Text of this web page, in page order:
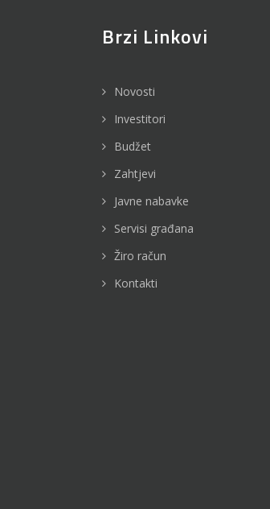
Brzi Linkovi
Novosti
Investitori
Budžet
Zahtjevi
Javne nabavke
Servisi građana
Žiro račun
Kontakti